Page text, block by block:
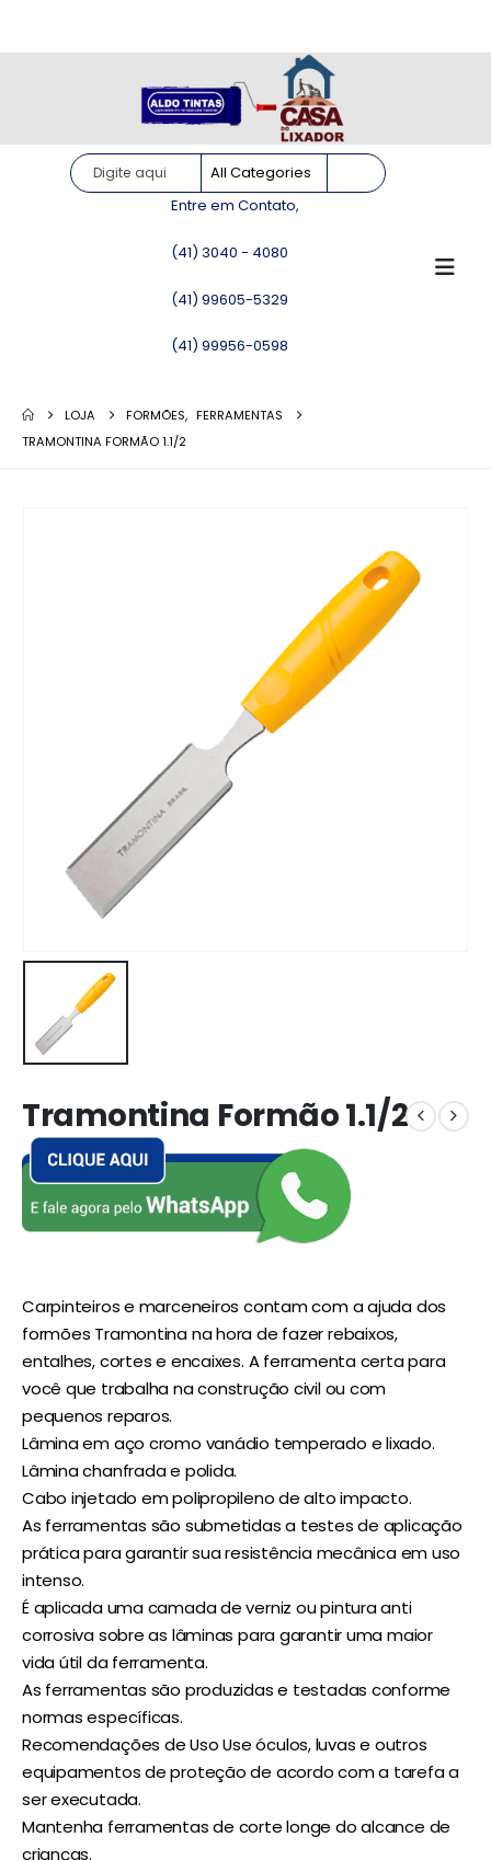
Entre em Contato,
(41) 3040 - 4080
(41) 99605-5329
(41) 99956-0598
LOJA FORMÕES, FERRAMENTAS
TRAMONTINA FORMÃO 1.1/2
Tramontina Formão 1.1/2
Carpinteiros e marceneiros contam com a ajuda dos
formões Tramontina na hora de fazer rebaixos,
entalhes, cortes e encaixes. A ferramenta certa para
você que trabalha na construção civil ou com
pequenos reparos.
Lâmina em aço cromo vanádio temperado e lixado.
Lâmina chanfrada e polida.
Cabo injetado em polipropileno de alto impacto.
As ferramentas são submetidas a testes de aplicação
prática para garantir sua resistência mecânica em uso
intenso.
É aplicada uma camada de verniz ou pintura anti
corrosiva sobre as lâminas para garantir uma maior
vida útil da ferramenta.
As ferramentas são produzidas e testadas conforme
normas específicas.
Recomendações de Uso Use óculos, luvas e outros
equipamentos de proteção de acordo com a tarefa a
ser executada.
Mantenha ferramentas de corte longe do alcance de
crianças.